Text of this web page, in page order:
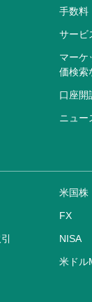
手数料
サービ
マーケ
価検索
口座開
ニュー
米国株
FX
NISA
米ドル